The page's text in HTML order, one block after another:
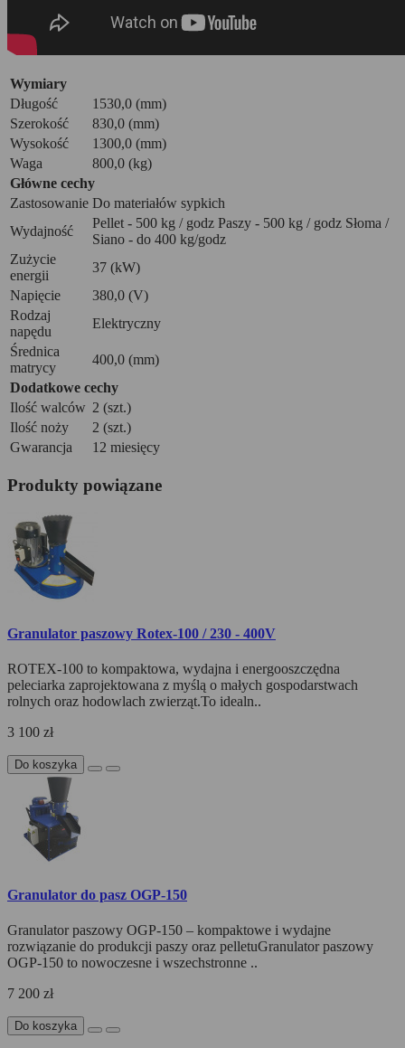
Wymiary
Długość
1530,0 (mm)
Szerokość
830,0 (mm)
Wysokość
1300,0 (mm)
Waga
800,0 (kg)
Główne cechy
Zastosowanie Do materiałów sypkich
Wydajność
Pellet - 500 kg / godz Paszy - 500 kg / godz Słoma /
Siano - do 400 kg/godz
Zużycie
energii
37 (kW)
Napięcie
380,0 (V)
Rodzaj
napędu
Elektryczny
Średnica
matrycy
400,0 (mm)
Dodatkowe cechy
Ilość walców 2 (szt.)
Ilość noży
2 (szt.)
Gwarancja
12 miesięcy
Produkty powiązane
Granulator paszowy Rotex-100 / 230 - 400V
ROTEX-100 to kompaktowa, wydajna i energooszczędna
peleciarka zaprojektowana z myślą o małych gospodarstwach
rolnych oraz hodowlach zwierząt.To idealn..
3 100 zł
Do koszyka
Granulator do pasz OGP-150
Granulator paszowy OGP-150 – kompaktowe i wydajne
rozwiązanie do produkcji paszy oraz pelletuGranulator paszowy
OGP-150 to nowoczesne i wszechstronne ..
7 200 zł
Do koszyka